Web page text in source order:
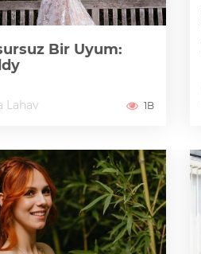
Bir Uyum:
Lahav 1B